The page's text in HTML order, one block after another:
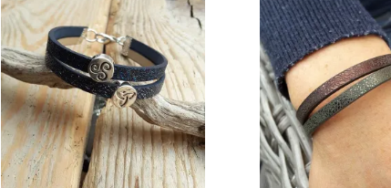
plus
récent
au
plus
ancien